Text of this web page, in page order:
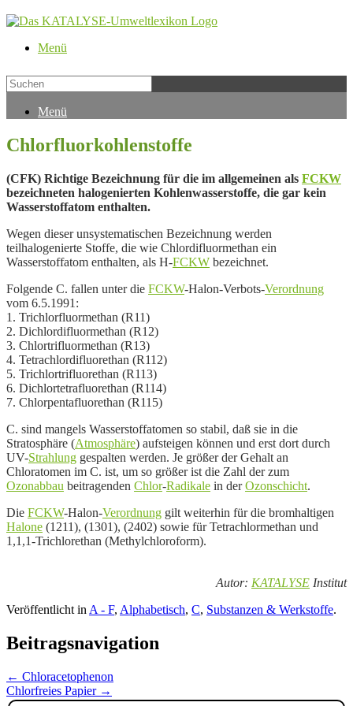
Menü
Menü
Chlorfluorkohlenstoffe
(CFK) Richtige Bezeichnung für die im allgemeinen als FCKW
bezeichneten halogenierten Kohlenwasserstoffe, die gar kein
Wasserstoffatom enthalten.
Wegen dieser unsystematischen Bezeichnung werden
teilhalogenierte Stoffe, die wie Chlordifluormethan ein
Wasserstoffatom enthalten, als H-FCKW bezeichnet.
Folgende C. fallen unter die FCKW-Halon-Verbots-Verordnung
vom 6.5.1991:
1. Trichlorfluormethan (R11)
2. Dichlordifluormethan (R12)
3. Chlortrifluormethan (R13)
4. Tetrachlordifluorethan (R112)
5. Trichlortrifluorethan (R113)
6. Dichlortetrafluorethan (R114)
7. Chlorpentafluorethan (R115)
C. sind mangels Wasserstoffatomen so stabil, daß sie in die
Stratosphäre (Atmosphäre) aufsteigen können und erst dort durch
UV-Strahlung gespalten werden. Je größer der Gehalt an
Chloratomen im C. ist, um so größer ist die Zahl der zum
Ozonabbau beitragenden Chlor-Radikale in derOzonschicht.
Die FCKW-Halon-Verordnung gilt weiterhin für die bromhaltigen
Halone (1211), (1301), (2402) sowie fürTetrachlormethan und
1,1,1-Trichlorethan (Methylchloroform).
Autor: KATALYSE Institut
Veröffentlicht in A - F, Alphabetisch, C, Substanzen & Werkstoffe.
Beitragsnavigation
← Chloracetophenon
Chlorfreies Papier →